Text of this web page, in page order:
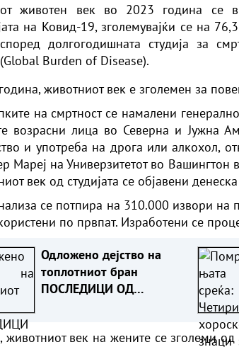
животен век во 2023 година се
на Ковид-19, зголемувајќи се на
долгогодишната студија за
Burden of Disease).
животниот век е зголемен за
на смртност се намалени
возрасни лица во Северна и Јужна
и употреба на дрога или алкохол,
Мареј на Универзитетот во Вашингтон
век од студијата се објавени
се потпира на 310.000 извори на
по првпат. Изработени се
Одложено дејство на
топлотниот бран
ПОСЛЕДИЦИ ОД
животниот век на жените се зголеми